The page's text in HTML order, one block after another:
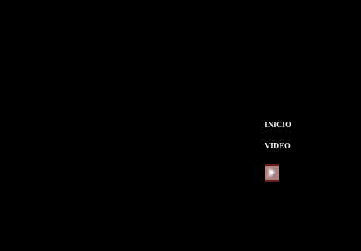
INICIO
VIDEO